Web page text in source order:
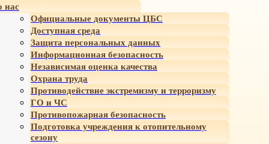
нас
Официальные документы ЦБС
Доступная среда
Защита персональных данных
Информационная безопасность
Независимая оценка качества
Охрана труда
Противодействие экстремизму и терроризму
ГО и ЧС
Противопожарная безопасность
Подготовка учреждения к отопительному
сезону